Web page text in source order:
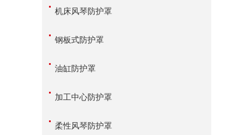
机床风琴防护罩
钢板式防护罩
油缸防护罩
加工中心防护罩
柔性风琴防护罩